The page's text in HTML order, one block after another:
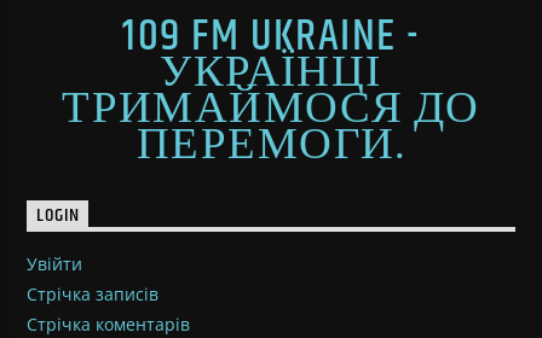
109 FM UKRAINE -
УКРАЇНЦІ
ТРИМАЙМОСЯ ДО
ПЕРЕМОГИ.
LOGIN
Увійти
Стрічка записів
Стрічка коментарів